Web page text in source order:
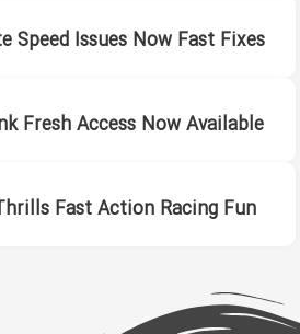
Speed Issues Now Fast Fixes
Fresh Access Now Available
Fast Action Racing Fun